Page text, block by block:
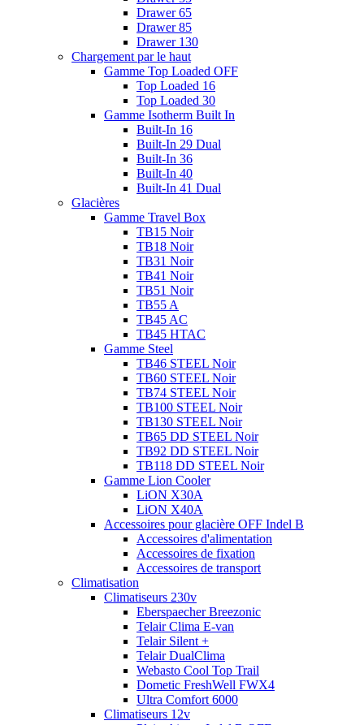
Drawer 65
Drawer 85
Drawer 130
Chargement par le haut
Gamme Top Loaded OFF
Top Loaded 16
Top Loaded 30
Gamme Isotherm Built In
Built-In 16
Built-In 29 Dual
Built-In 36
Built-In 40
Built-In 41 Dual
Glacières
Gamme Travel Box
TB15 Noir
TB18 Noir
TB31 Noir
TB41 Noir
TB51 Noir
TB55 A
TB45 AC
TB45 HTAC
Gamme Steel
TB46 STEEL Noir
TB60 STEEL Noir
TB74 STEEL Noir
TB100 STEEL Noir
TB130 STEEL Noir
TB65 DD STEEL Noir
TB92 DD STEEL Noir
TB118 DD STEEL Noir
Gamme Lion Cooler
LiON X30A
LiON X40A
Accessoires pour glacière OFF Indel B
Accessoires d'alimentation
Accessoires de fixation
Accessoires de transport
Climatisation
Climatiseurs 230v
Eberspaecher Breezonic
Telair Clima E-van
Telair Silent +
Telair DualClima
Webasto Cool Top Trail
Dometic FreshWell FWX4
Ultra Comfort 6000
Climatiseurs 12v